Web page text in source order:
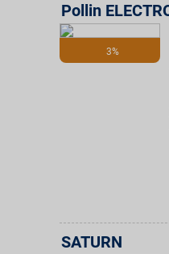
3%
Pollin
SATURN